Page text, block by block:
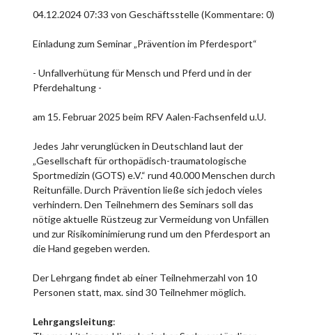
04.12.2024 07:33 von Geschäftsstelle (Kommentare: 0)
Einladung zum Seminar „Prävention im Pferdesport“
- Unfallverhütung für Mensch und Pferd und in der
Pferdehaltung -
am 15. Februar 2025 beim RFV Aalen-Fachsenfeld u.U.
Jedes Jahr verunglücken in Deutschland laut der
„Gesellschaft für orthopädisch-traumatologische
Sportmedizin (GOTS) e.V.“ rund 40.000 Menschen durch
Reitunfälle. Durch Prävention ließe sich jedoch vieles
verhindern. Den Teilnehmern des Seminars soll das
nötige aktuelle Rüstzeug zur Vermeidung von Unfällen
und zur Risikominimierung rund um den Pferdesport an
die Hand gegeben werden.
Der Lehrgang findet ab einer Teilnehmerzahl von 10
Personen statt, max. sind 30 Teilnehmer möglich.
Lehrgangsleitung: